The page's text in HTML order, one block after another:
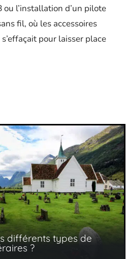
ou l’installation d’un pilote
fil, où les accessoires
pour laisser place
différents types de
?